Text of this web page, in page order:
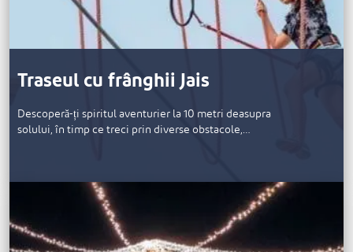
Traseul cu frânghii Jais
Descoperă-ți spiritul aventurier la 10 metri deasupra
solului, în timp ce treci prin diverse obstacole,…